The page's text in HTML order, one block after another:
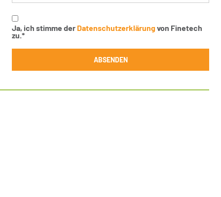
Ja, ich stimme der Datenschutzerklärungvon Finetech
zu. *
ABSENDEN